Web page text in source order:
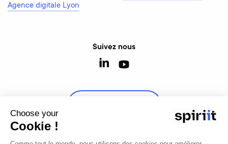
Agence digitale Lyon
Suivez nous
Choose your
Cookie !